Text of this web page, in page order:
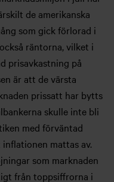
de amerikanska
som gick förlorad i
räntorna, vilket i
prisavkastning på
är att de värsta
prissatt har bytts
skulle inte bli
med förväntad
mattas av.
som marknaden
från toppsiffrorna i